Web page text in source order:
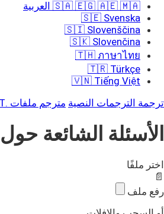
🇸🇦 🇪🇬 🇦🇪 🇲🇦 العربية
🇸🇪 Svenska
🇸🇮 Slovenščina
🇸🇰 Slovenčina
🇹🇭 ภาษาไทย
🇹🇷 Türkçe
🇻🇳 Tiếng Việt
ترجمة الترجمات النصية مترجم ملفات .SRT
الأسئلة الشائعة
اختر ملفًا
📄
رفع ملف